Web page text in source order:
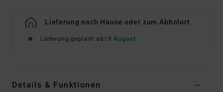
Lieferung nach Hause oder zum Abholort
Lieferung geplant ab18 August
Details & Funktionen